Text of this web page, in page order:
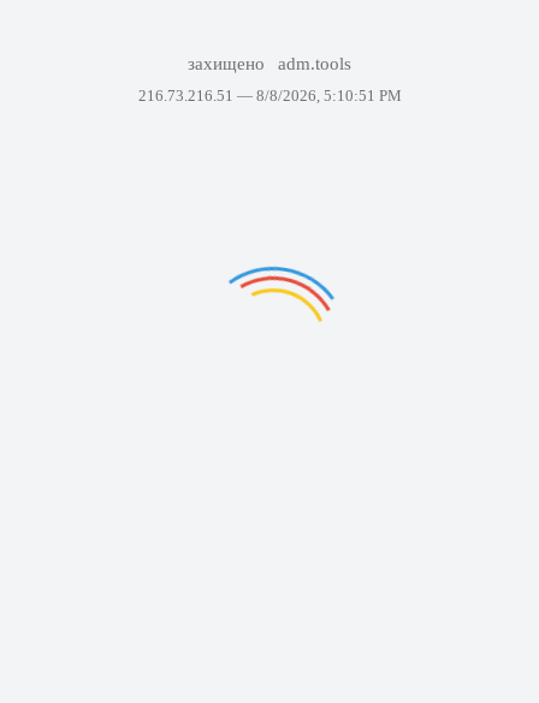
захищено adm.tools
216.73.216.51 — 8/8/2026, 5:10:51 PM